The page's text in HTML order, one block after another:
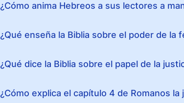
¿Cómo anima Hebreos a sus lectores a
¿Qué enseña la Biblia sobre el poder de la
¿Qué dice la Biblia sobre el papel de la
¿Cómo explica el capítulo 4 de Romanos